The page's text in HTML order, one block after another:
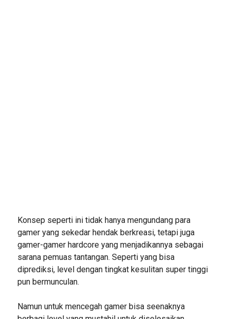
Konsep seperti ini tidak hanya mengundang para
gamer yang sekedar hendak berkreasi, tetapi juga
gamer-gamer hardcore yang menjadikannya sebagai
sarana pemuas tantangan. Seperti yang bisa
diprediksi, level dengan tingkat kesulitan super tinggi
pun bermunculan.
Namun untuk mencegah gamer bisa seenaknya